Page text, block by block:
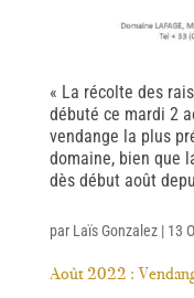
Août 2022 :
par Laïs Gonzalez| 13
« La récolte des
débuté ce mardi 2
vendange la plus
domaine, bien que
dès début août